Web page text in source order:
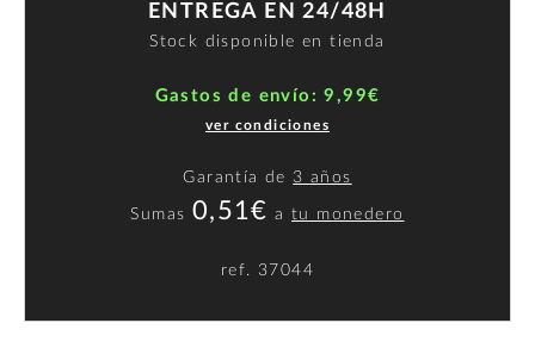
ENTREGA EN 24/48H
Stock disponible en tienda
Gastos de envío: 9,99€
ver condiciones
Garantía de 3 años
Sumas 0,51€ atu monedero
ref. 37044